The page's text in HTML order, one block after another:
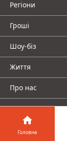
Регіони
Гроші
Шоу-біз
Життя
Про нас
Головна